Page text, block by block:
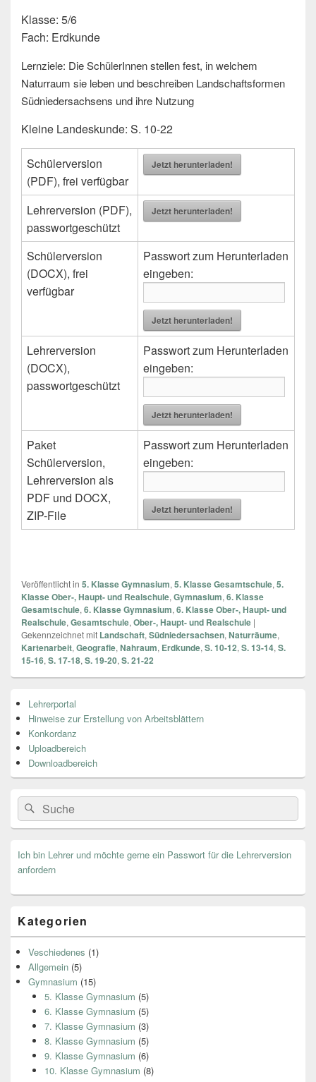
Klasse: 5/6
Fach: Erdkunde
Lernziele: Die SchülerInnen stellen fest, in welchem
Naturraum sie leben und beschreiben Landschaftsformen
Südniedersachsens und ihre Nutzung
Kleine Landeskunde: S. 10-22
Schülerversion
(PDF), frei verfügbar
Jetzt herunterladen!
Lehrerversion (PDF),
passwortgeschützt
Jetzt herunterladen!
Schülerversion
(DOCX), frei
verfügbar
Passwort zum Herunterladen
eingeben:
Jetzt herunterladen!
Lehrerversion
(DOCX),
passwortgeschützt
Passwort zum Herunterladen
eingeben:
Jetzt herunterladen!
Paket
Schülerversion,
Lehrerversion als
PDF und DOCX,
ZIP-File
Passwort zum Herunterladen
eingeben:
Jetzt herunterladen!
Veröffentlicht in 5. Klasse Gymnasium, 5. Klasse Gesamtschule, 5.
Klasse Ober-, Haupt- und Realschule, Gymnasium, 6. Klasse
Gesamtschule, 6. Klasse Gymnasium, 6. Klasse Ober-, Haupt- und
Realschule, Gesamtschule, Ober-, Haupt- und Realschule |
Gekennzeichnet mit Landschaft, Südniedersachsen, Naturräume,
Kartenarbeit, Geografie, Nahraum, Erdkunde, S. 10-12, S. 13-14, S.
15-16, S. 17-18, S. 19-20, S. 21-22
Seitenleisten
Widget-
Bereich
Lehrerportal
Hinweise zur Erstellung von Arbeitsblättern
Konkordanz
Uploadbereich
Downloadbereich
Search
for:
Suche
Ich bin Lehrer und möchte gerne ein Passwort für die Lehrerversion
anfordern
Kategorien
Veschiedenes (1)
Allgemein (5)
Gymnasium (15)
5. Klasse Gymnasium (5)
6. Klasse Gymnasium (5)
7. Klasse Gymnasium (3)
8. Klasse Gymnasium (5)
9. Klasse Gymnasium (6)
10. Klasse Gymnasium (8)